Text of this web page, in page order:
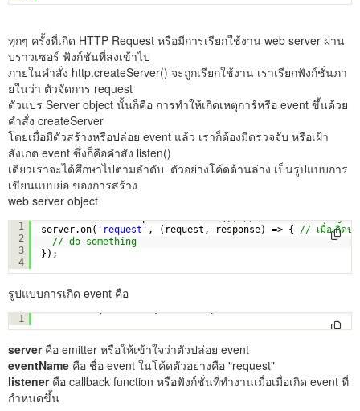
ทุกๆ ครั้งที่เกิด HTTP Request หรือมีการเรียกใช้งาน web server ผ่าน
บราวเซอร์ ฟังก์ชันที่ส่งเข้าไป
ภายในคำสั่ง http.createServer() จะถูกเรียกใช้งาน เราเรียกฟังก์ชั่นภา
ยในว่า ตัวจัดการ request
ตัวแปร Server object นั้นก็คือ การทำให้เกิดเหตุการ์หรือ event ขึ้นด้วย
คำสั่ง createServer
โดยเมื่อมีตัวสร้างหรือปล่อย event แล้ว เราก็ต้องมีตรวจจับ หรือเฝ้า
สังเกต event ซึ่งก็คือคำสัง listen()
เดียวเราจะได้ศึกษาไปตามลำดับ ตัวอย่างโค้ดด้านล่าง เป็นรูปแบบการ
เขียนแบบย่อ ของการสร้าง
web server object
1
2
3
4
server.on( 'request' , (request, response) => { // เมื่อเกิด
// do something
});
รูปแบบการเกิด event คือ
1
server คือ emitter หรือให้เข้าใจว่าตัวปล่อย event
eventName คือ ชื่อ event ในโค้ดตัวอย่างคือ "request"
listener คือ callback function หรือฟังก์ชั่นที่ทำงานเมื่อเมื่อเกิด event ที่
กำหนดขึ้น